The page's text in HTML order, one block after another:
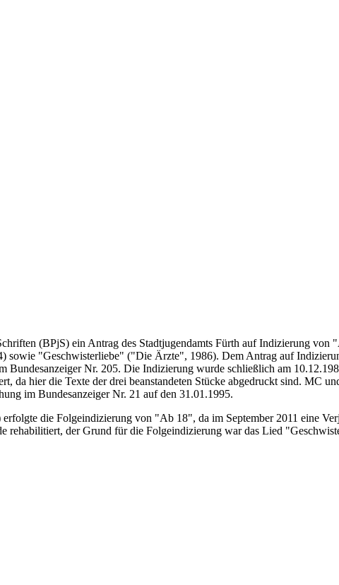
(BPjS) ein Antrag des Stadtjugendamts Fürth auf Indizierung
"Geschwisterliebe" ("Die Ärzte", 1986). Dem Antrag auf
Bundesanzeiger Nr. 205. Die Indizierung wurde schließlich am
da hier die Texte der drei beanstandeten Stücke abgedruckt sind. MC
im Bundesanzeiger Nr. 21 auf den 31.01.1995.
die Folgeindizierung von "Ab 18", da im September 2011 eine
rehabilitiert, der Grund für die Folgeindizierung war das Lied